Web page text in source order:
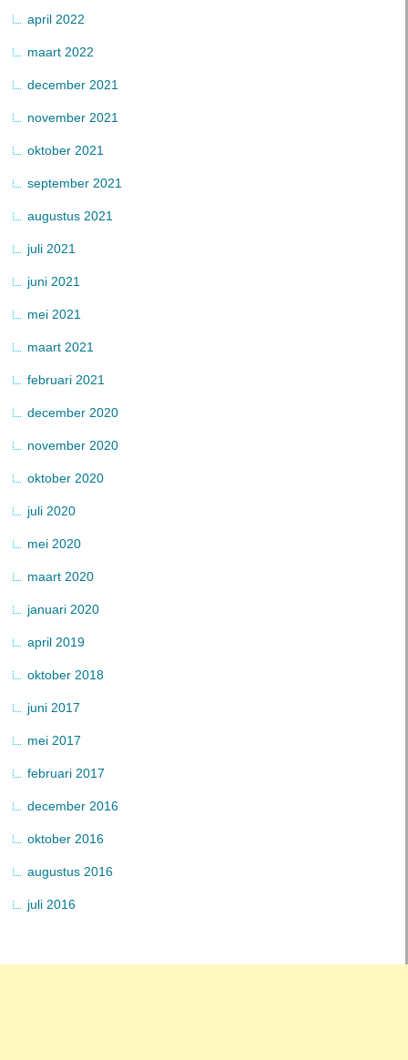
april 2022
maart 2022
december 2021
november 2021
oktober 2021
september 2021
augustus 2021
juli 2021
juni 2021
mei 2021
maart 2021
februari 2021
december 2020
november 2020
oktober 2020
juli 2020
mei 2020
maart 2020
januari 2020
april 2019
oktober 2018
juni 2017
mei 2017
februari 2017
december 2016
oktober 2016
augustus 2016
juli 2016